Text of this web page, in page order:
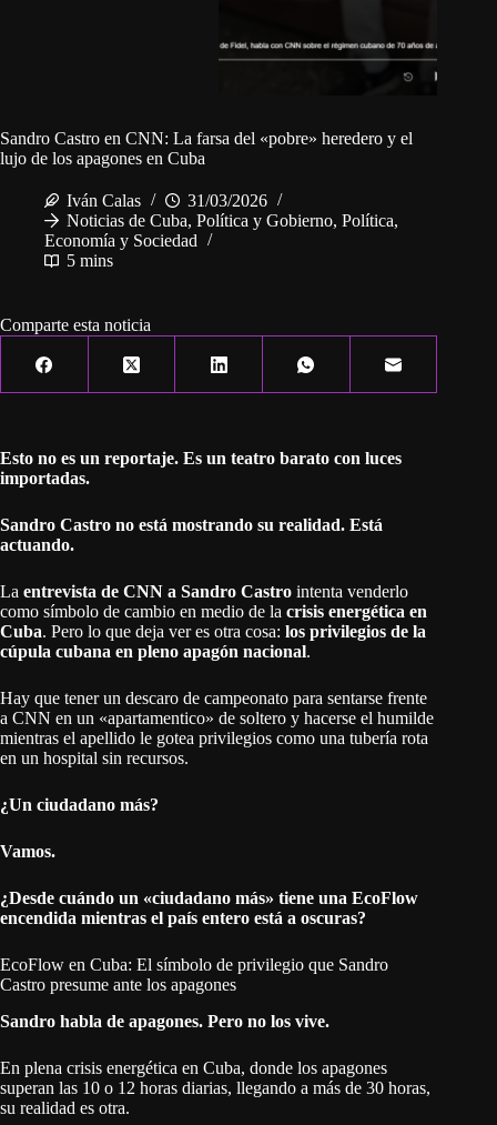
Sandro Castro en CNN: La farsa del «pobre» heredero y el
lujo de los apagones en Cuba
Iván Calas
31/03/2026
Noticias de Cuba, Política y Gobierno, Política,
Economía y Sociedad
5 mins
Comparte esta noticia
Esto no es un reportaje. Es un teatro barato con luces
importadas.
Sandro Castro no está mostrando su realidad. Está
actuando.
La entrevista de CNN a Sandro Castro intenta venderlo
como símbolo de cambio en medio de la crisis energética en
Cuba. Pero lo que deja ver es otra cosa: los privilegios de la
cúpula cubana en pleno apagón nacional.
Hay que tener un descaro de campeonato para sentarse frente
a CNN en un «apartamentico» de soltero y hacerse el humilde
mientras el apellido le gotea privilegios como una tubería rota
en un hospital sin recursos.
¿Un ciudadano más?
Vamos.
¿Desde cuándo un «ciudadano más» tiene una EcoFlow
encendida mientras el país entero está a oscuras?
EcoFlow en Cuba: El símbolo de privilegio que Sandro
Castro presume ante los apagones
Sandro habla de apagones. Pero no los vive.
En plena crisis energética en Cuba, donde los apagones
superan las 10 o 12 horas diarias, llegando a más de 30 horas,
su realidad es otra.